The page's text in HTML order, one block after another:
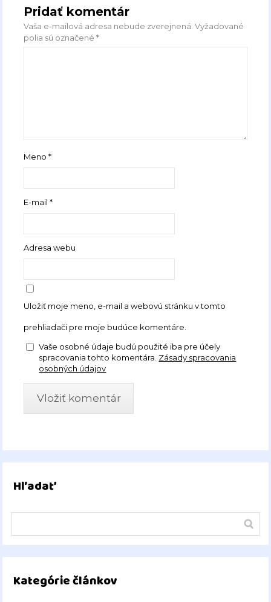
Pridať komentár
Vaša e-mailová adresa nebude zverejnená. Vyžadované
polia sú označené*
Meno*
E-mail*
Adresa webu
Uložiť moje meno, e-mail a webovú stránku v tomto
prehliadači pre moje budúce komentáre.
Vaše osobné údaje budú použité iba pre účely
spracovania tohto komentára. Zásady spracovania
osobných údajov
Hľadať
Kategórie článkov